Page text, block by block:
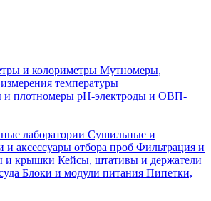
и колориметры Мутномеры,
температуры
и плотномеры pH-электроды и ОВП-
лаборатории Сушильные и
аксессуары отбора проб Фильтрация и
и крышки Кейсы, штативы и держатели
Блоки и модули питания Пипетки,